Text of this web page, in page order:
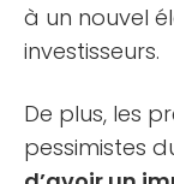
à un nouvel
investisseurs.
De plus, les
pessimistes